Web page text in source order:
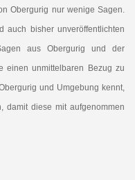
Obergurig nur wenige Sagen.
auch bisher unveröffentlichten
aus Obergurig und der
einen unmittelbaren Bezug zu
und Umgebung kennt,
damit diese mit aufgenommen